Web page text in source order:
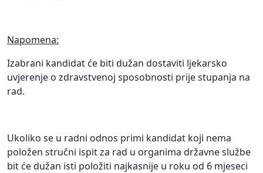
Napomena:
Izabrani kandidat će biti dužan dostaviti ljekarsko
uvjerenje o zdravstvenoj sposobnosti prije stupanja na
rad.
Ukoliko se u radni odnos primi kandidat koji nema
položen stručni ispit za rad u organima državne službe
bit će dužan isti položiti najkasnije u roku od 6 mjeseci